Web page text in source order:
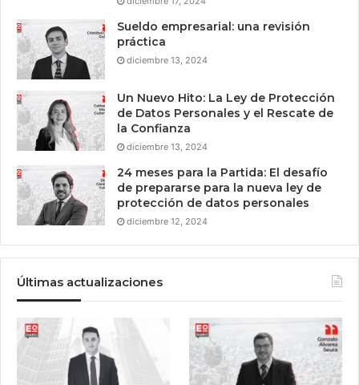
Sueldo empresarial: una revisión
práctica
diciembre 13, 2024
Un Nuevo Hito: La Ley de Protección
de Datos Personales y el Rescate de
la Confianza
diciembre 13, 2024
24 meses para la Partida: El desafío
de prepararse para la nueva ley de
protección de datos personales
diciembre 12, 2024
Últimas actualizaciones